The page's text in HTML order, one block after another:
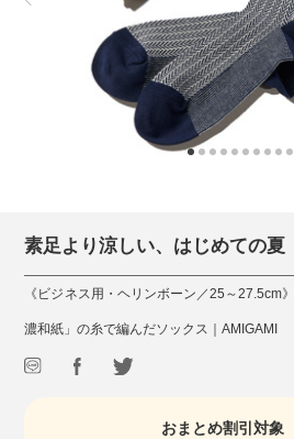
素足より涼しい、はじめての夏
《ビジネス用・ヘリンボーン／25～27.5cm
濃和紙」の糸で編んだソックス｜AMIGAMI
おまとめ割引対象